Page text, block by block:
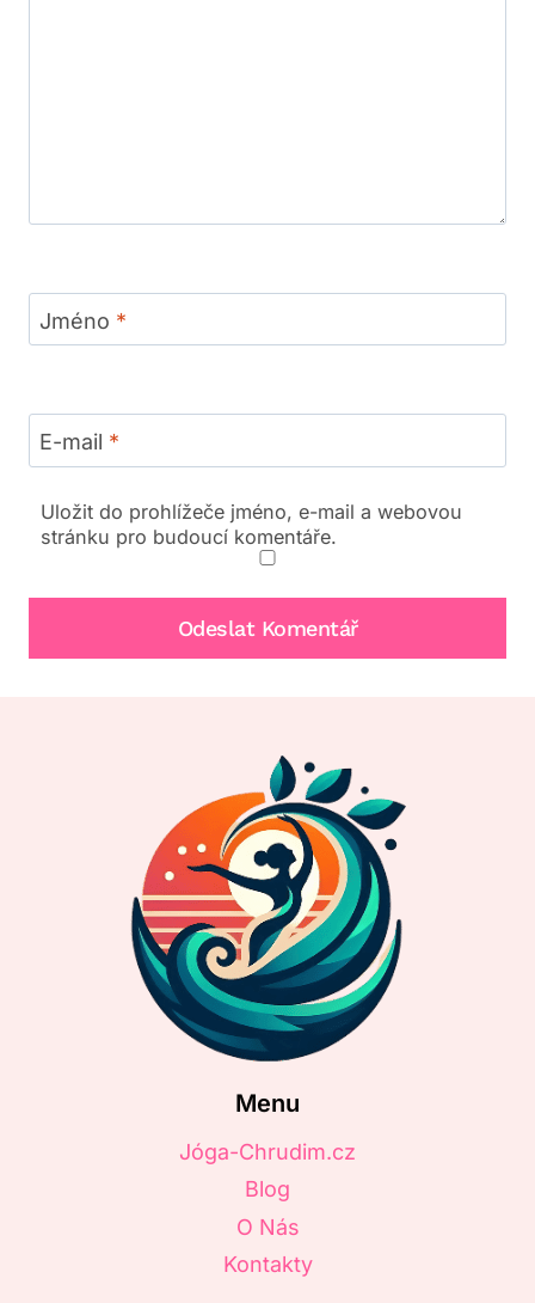
Jméno *
E-mail *
Uložit do prohlížeče jméno, e-mail a webovou
stránku pro budoucí komentáře.
Menu
Jóga-Chrudim.cz
Blog
O Nás
Kontakty